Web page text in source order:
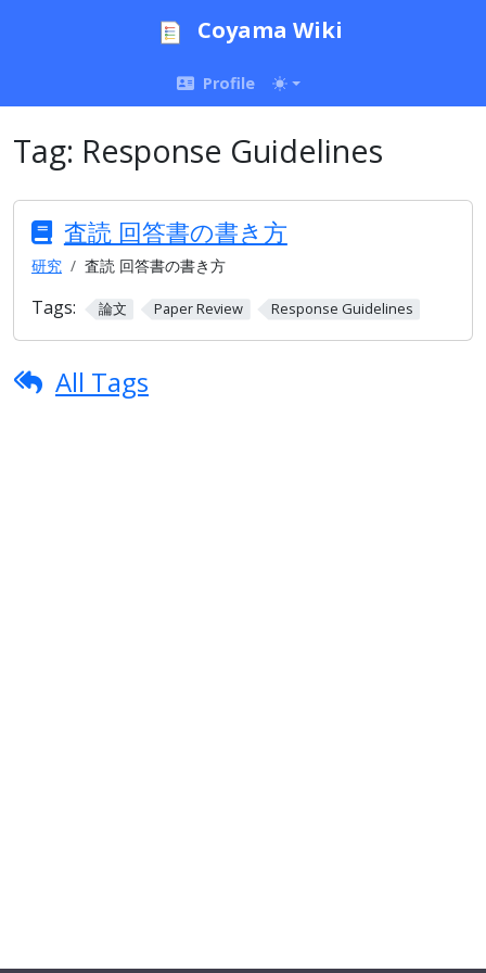
Coyama Wiki
Profile
Tag: Response Guidelines
査読 回答書の書き方
研究 査読 回答書の書き方
Tags: 論文 Paper Review Response Guidelines
All Tags